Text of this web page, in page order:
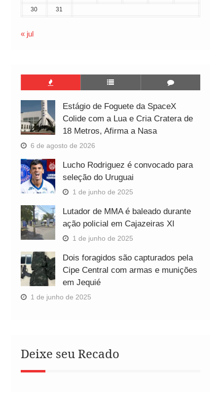
30
31
« jul
Estágio de Foguete da SpaceX
Colide com a Lua e Cria Cratera de
18 Metros, Afirma a Nasa
6 de agosto de 2026
Lucho Rodriguez é convocado para
seleção do Uruguai
1 de junho de 2025
Lutador de MMA é baleado durante
ação policial em Cajazeiras XI
1 de junho de 2025
Dois foragidos são capturados pela
Cipe Central com armas e munições
em Jequié
1 de junho de 2025
Deixe seu Recado